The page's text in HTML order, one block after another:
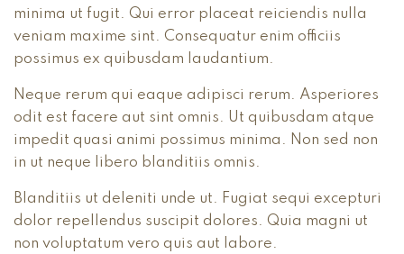
minima ut fugit. Qui error placeat reiciendis nulla
veniam maxime sint. Consequatur enim officiis
possimus ex quibusdam laudantium.
Neque rerum qui eaque adipisci rerum. Asperiores
odit est facere aut sint omnis. Ut quibusdam atque
impedit quasi animi possimus minima. Non sed non
in ut neque libero blanditiis omnis.
Blanditiis ut deleniti unde ut. Fugiat sequi excepturi
dolor repellendus suscipit dolores. Quia magni ut
non voluptatum vero quis aut labore.